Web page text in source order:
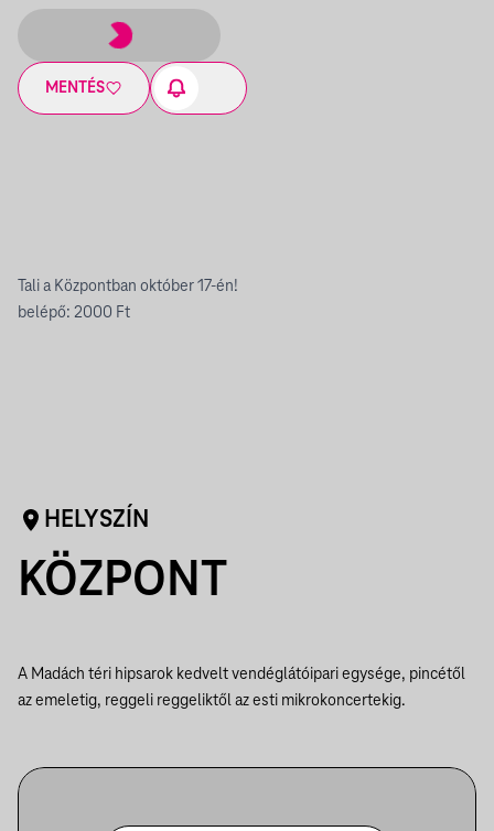
MENTÉS
Tali a Központban október 17-én!
belépő: 2000 Ft
HELYSZÍN
KÖZPONT
A Madách téri hipsarok kedvelt vendéglátóipari egysége, pincétől
az emeletig, reggeli reggeliktől az esti mikrokoncertekig.